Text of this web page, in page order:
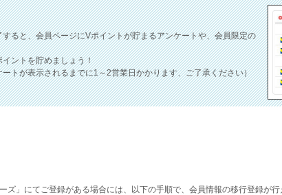
ると、会員ページにVポイントが貯まるアンケートや、会員限定の
ントを貯めましょう！
トが表示されるまでに1～2営業日かかります、ご了承ください）
ズ」にてご登録がある場合には、以下の手順で、会員情報の移行登録が